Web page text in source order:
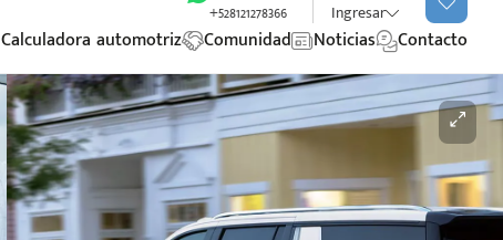
+528121278366
Ingresar
Calculadora automotriz Comunidad Noticias Contacto